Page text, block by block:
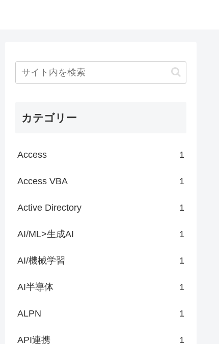
カテゴリー
Access 1
Access VBA 1
Active Directory 1
AI/ML>生成AI 1
AI/機械学習 1
AI半導体 1
ALPN 1
API連携 1